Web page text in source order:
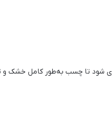
یا ضربه به آن خودداری شود تا چسب به‌طور کامل